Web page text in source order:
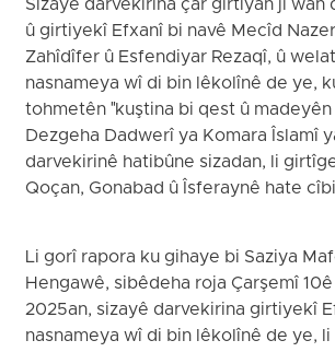
Sizayê darvekirina çar girtiyan ji wan
û girtiyekî Efxanî bi navê Mecîd
Zahîdîfer û Esfendiyar Rezaqî, û
nasnameya wî di bin lêkolînê de ye,
tohmetên "kuştina bi qest û
Dezgeha Dadwerî ya Komara Îslamî
darvekirinê hatibûne sizadan, li
Qoçan, Gonabad û Îsferaynê hate
Li gorî rapora ku gihaye bi Saziya
Hengawê, sibêdeha roja Çarşemî 10ê
2025an, sizayê darvekirina girtiyekî
nasnameya wî di bin lêkolînê de ye,